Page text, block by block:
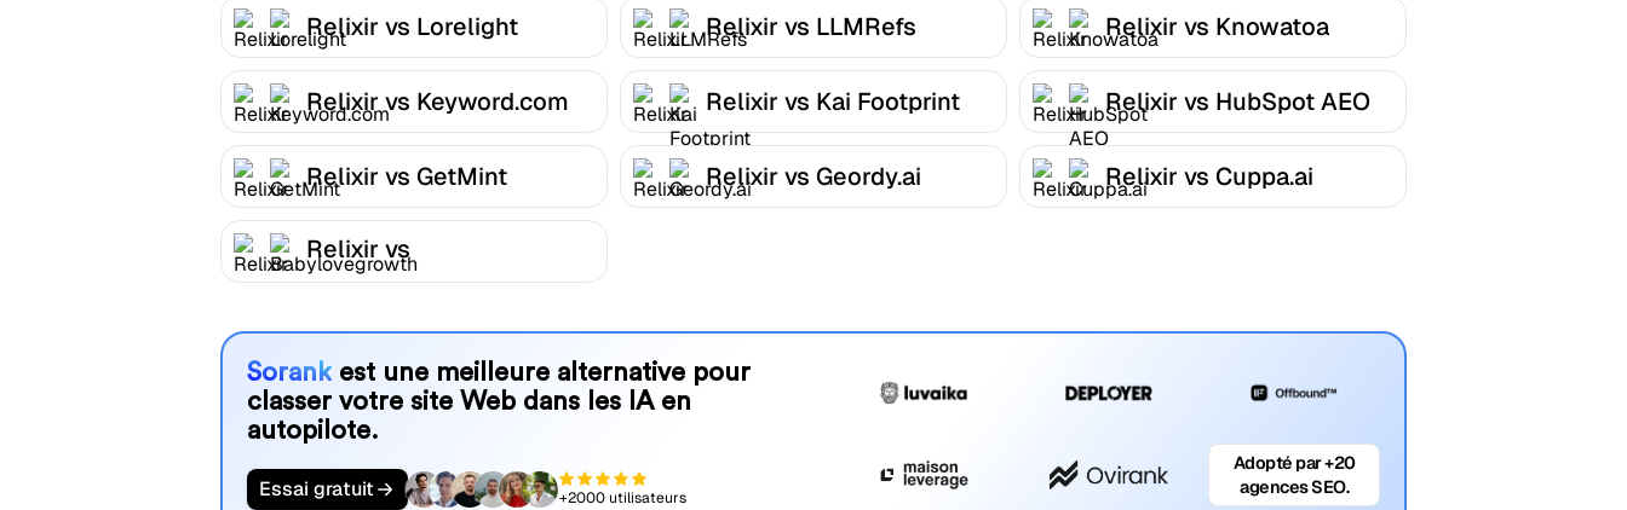
Relixir vs Lorelight Relixir vs LLMRefs Relixir vs Knowatoa
Relixir vs Keyword.com Relixir vs Kai Footprint Relixir vs HubSpot AEO
Relixir vs GetMint Relixir vs Geordy.ai Relixir vs Cuppa.ai
Relixir vs
Babylovegrowth
Sorankest une meilleure alternative pour
classer votre site Web dans les IA en
autopilote.
Essai gratuit +2000 utilisateurs
Adopté par +20
agences SEO.